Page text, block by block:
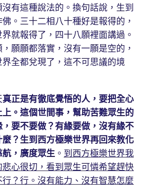
有這種說法的。換句話說，生到
。三十二相八十種好是報得的，
就報得了，四十八願裡面講過。
願願都落實，沒有一願是空的，
全都兌現了，這不可思議的境
真正是有徹底覺悟的人，要把全心
。這個世間事，幫助苦難眾生的
要不要做？有緣要做，沒有緣不
？生到西方極樂世界再回來教化
，廣度眾生 。 到西方極樂世界我
心很切，看到眾生可憐希望趕快
行？行。沒有能力、沒有智慧怎麼